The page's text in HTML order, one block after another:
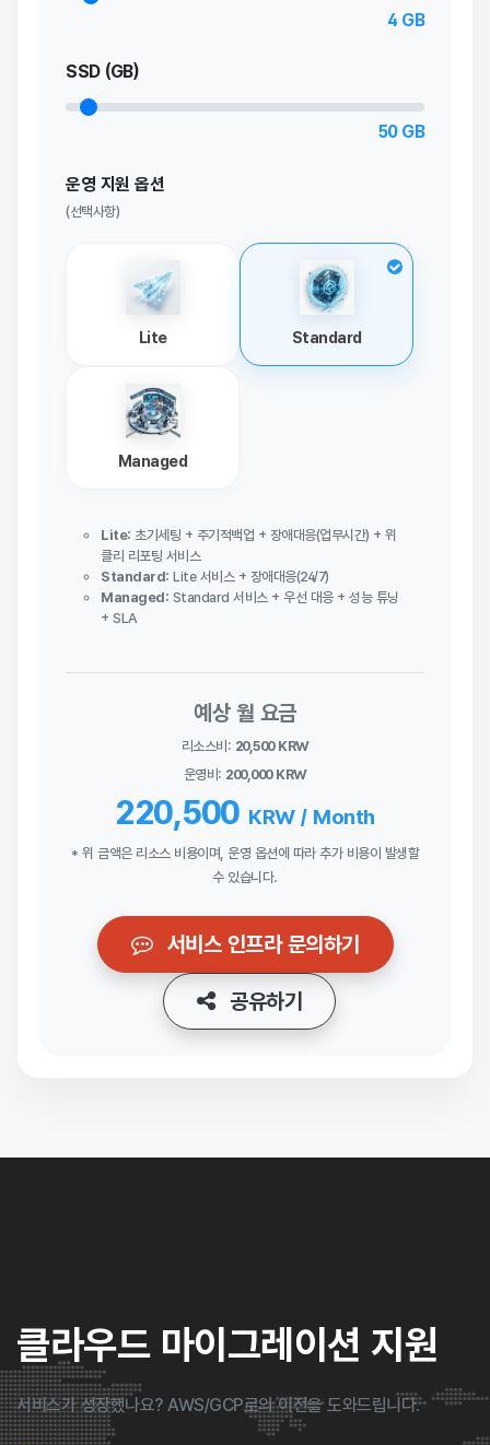
4GB
SSD (GB)
50GB
운영 지원 옵션
(선택사항)
Lite Standard
Managed
Lite: 초기세팅 + 주기적백업 + 장애대응(업무시간) + 위
클리 리포팅 서비스
Standard: Lite 서비스 + 장애대응(24/7)
Managed: Standard 서비스 + 우선 대응 + 성능 튜닝
+ SLA
예상 월 요금
리소스비: 20,500KRW
운영비: 200,000KRW
220,500 KRW / Month
* 위 금액은 리소스 비용이며, 운영 옵션에 따라 추가 비용이 발생할
수 있습니다.
서비스 인프라 문의하기
공유하기
클라우드 마이그레이션 지원
서비스가 성장했나요? AWS/GCP로의 이전을 도와드립니다.